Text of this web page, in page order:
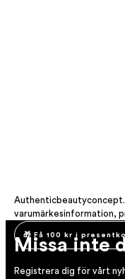
varumärkesinformation,
🎁 Få 100 kr i
Missa inte
Registrera dig för vårt